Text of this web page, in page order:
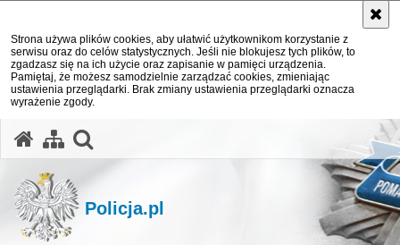
Strona używa plików cookies, aby ułatwić użytkownikom korzystanie z
serwisu oraz do celów statystycznych. Jeśli nie blokujesz tych plików, to
zgadzasz się na ich użycie oraz zapisanie w pamięci urządzenia.
Pamiętaj, że możesz samodzielnie zarządzać cookies, zmieniając
ustawienia przeglądarki. Brak zmiany ustawienia przeglądarki oznacza
wyrażenie zgody.
Policja.pl